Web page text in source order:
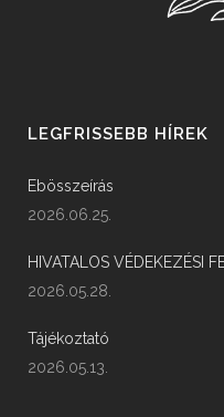
LEGFRISSEBB HÍREK
Ebösszeírás
2026.06.25.
HIVATALOS VÉDEKEZÉSI
2026.05.28.
Tájékoztató
2026.05.13.